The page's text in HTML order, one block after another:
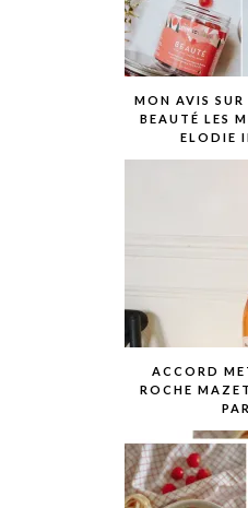
MON AVIS SUR
BEAUTÉ LES
ELODIE
ACCORD
ROCHE